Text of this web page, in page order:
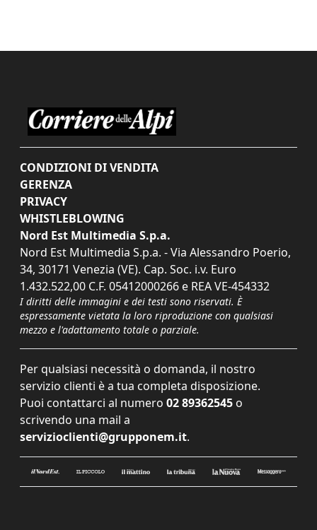
CONDIZIONI DI VENDITA
GERENZA
PRIVACY
WHISTLEBLOWING
Nord Est Multimedia S.p.a.
Nord Est Multimedia S.p.a. - Via Alessandro Poerio,
34, 30171 Venezia (VE). Cap. Soc. i.v. Euro
1.432.522,00 C.F. 05412000266 e REA VE-454332
I diritti delle immagini e dei testi sono riservati. È
espressamente vietata la loro riproduzione con qualsiasi
mezzo e l'adattamento totale o parziale.
Per qualsiasi necessità o domanda, il nostro
servizio clienti è a tua completa disposizione.
Puoi contattarci al numero 02 89362545 o
scrivendo una mail a
servizioclienti@grupponem.it.